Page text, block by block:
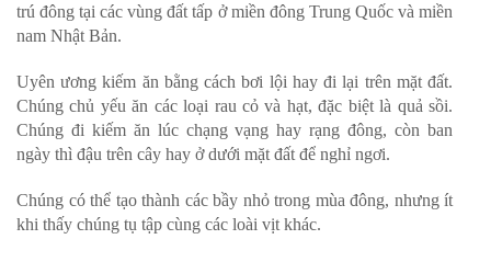
trú đông tại các vùng đất tấp ở miền đông Trung Quốc và miền
nam Nhật Bản.
Uyên ương kiếm ăn bằng cách bơi lội hay đi lại trên mặt đất.
Chúng chủ yếu ăn các loại rau cỏ và hạt, đặc biệt là quả sồi.
Chúng đi kiếm ăn lúc chạng vạng hay rạng đông, còn ban
ngày thì đậu trên cây hay ở dưới mặt đất để nghỉ ngơi.
Chúng có thể tạo thành các bầy nhỏ trong mùa đông, nhưng ít
khi thấy chúng tụ tập cùng các loài vịt khác.